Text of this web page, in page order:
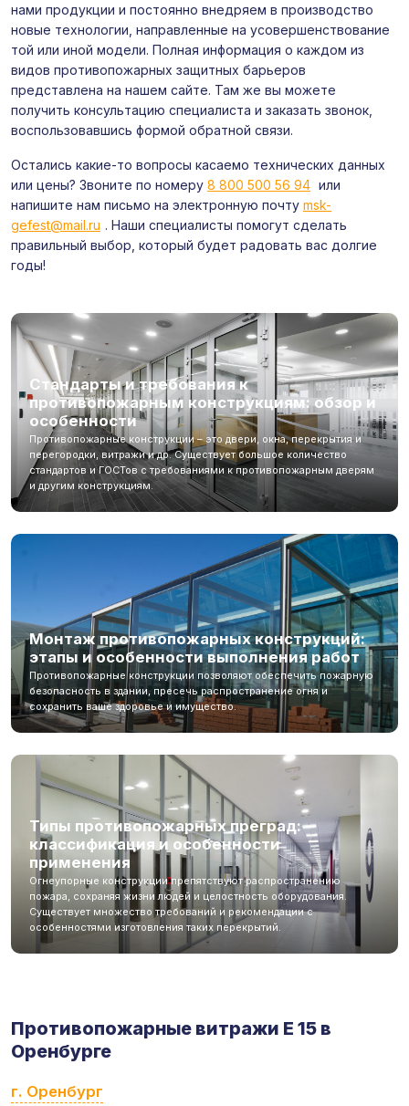
нами продукции и постоянно внедряем в производство
новые технологии, направленные на усовершенствование
той или иной модели. Полная информация о каждом из
видов противопожарных защитных барьеров
представлена на нашем сайте. Там же вы можете
получить консультацию специалиста и заказать звонок,
воспользовавшись формой обратной связи.
Остались какие-то вопросы касаемо технических данных
или цены? Звоните по номеру 8 800 500 56 94 или
напишите нам письмо на электронную почту msk-
gefest@mail.ru . Наши специалисты помогут сделать
правильный выбор, который будет радовать вас долгие
годы!
Стандарты и требования к
противопожарным конструкциям: обзор и
особенности
Противопожарные конструкции – это двери, окна, перекрытия и
перегородки, витражи и др. Существует большое количество
стандартов иГОСТов с требованиями к противопожарным дверям
и другим конструкциям.
Монтаж противопожарных конструкций:
этапы и особенности выполнения работ
Противопожарные конструкции позволяют обеспечить пожарную
безопасность в здании, пресечь распространение огня и
сохранить ваше здоровье и имущество.
Типы противопожарных преград:
классификация и особенности
применения
Огнеупорные конструкции препятствуют распространению
пожара, сохраняя жизни людей и целостность оборудования.
Существует множество требований и рекомендации с
особенностями изготовления таких перекрытий.
Противопожарные витражи E 15 в
Оренбурге
г. Оренбург